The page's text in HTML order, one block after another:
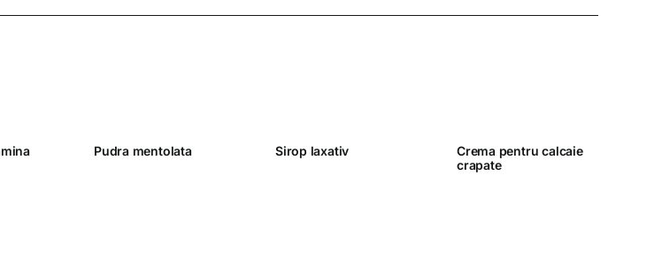
Pudra mentolata Sirop laxativ
Crema pentru calcaie
crapate